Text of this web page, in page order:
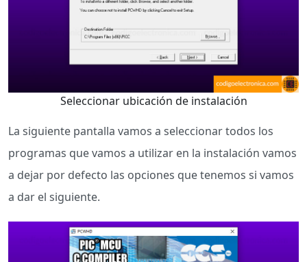
Seleccionar ubicación de instalación
La siguiente pantalla vamos a seleccionar todos los
programas que vamos a utilizar en la instalación vamos
a dejar por defecto las opciones que tenemos si vamos
a dar el siguiente.